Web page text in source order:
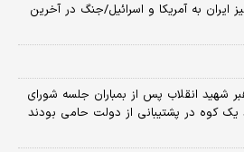
ایران به آمریکا و اسرائیل/جنگ در آخرین
شهید انقلاب پس از بمباران جلسه شورای
یک کوه در پشتیبانی از دولت حامی بودند